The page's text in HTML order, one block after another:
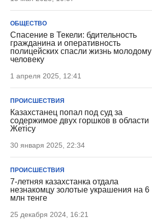
ОБЩЕСТВО
Спасение в Текели: бдительность
гражданина и оперативность
полицейских спасли жизнь молодому
человеку
1 апреля 2025, 12:41
ПРОИСШЕСТВИЯ
Казахстанец попал под суд за
содержимое двух горшков в области
Жетісу
30 января 2025, 22:34
ПРОИСШЕСТВИЯ
7-летняя казахстанка отдала
незнакомцу золотые украшения на 6
млн тенге
25 декабря 2024, 16:21